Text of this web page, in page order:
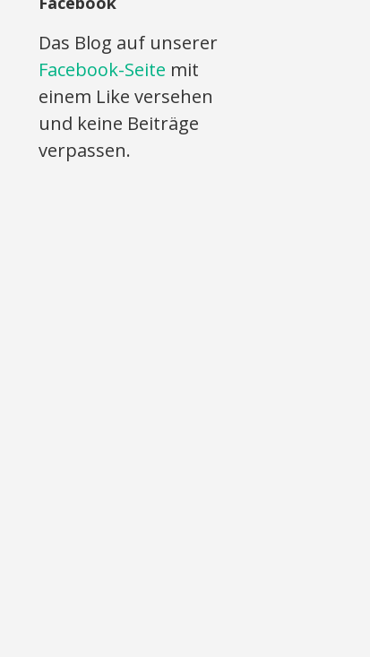
Das Blog auf unserer
Facebook-Seite mit
einem Like versehen
und keine Beiträge
verpassen.